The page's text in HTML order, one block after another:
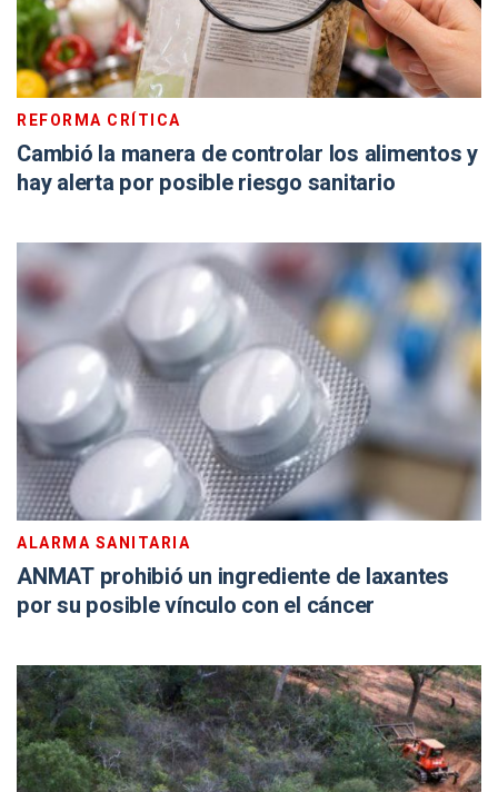
REFORMA CRÍTICA
Cambió la manera de controlar los alimentos y
hay alerta por posible riesgo sanitario
ALARMA SANITARIA
ANMAT prohibió un ingrediente de laxantes
por su posible vínculo con el cáncer